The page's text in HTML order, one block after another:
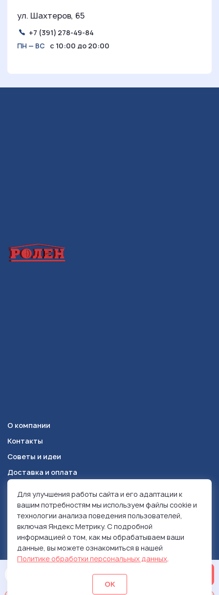
ОСТАВИТЬ ЗАЯВКУ
ул. Шахтеров, 65
+7 (391) 278-49-84
ПН — ВС с 10:00 до 20:00
О компании
Контакты
Советы и идеи
Доставка и оплата
Красноярск +7 (391) 278-49-84
© 1999-2026 Ролен
Политика конфиденциальности
Использование контента
Для улучшения работы сайта и его адаптации к
вашим потребностям мы используем файлы cookie и
технологии анализа поведения пользователей,
включая Яндекс Метрику. С подробной
информацией о том, как мы обрабатываем ваши
данные, вы можете ознакомиться в нашей
Политике обработки персональных данных.
ОК